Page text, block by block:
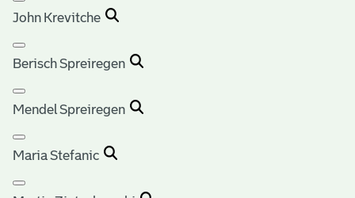
John Krevitche
Berisch Spreiregen
Mendel Spreiregen
Maria Stefanic